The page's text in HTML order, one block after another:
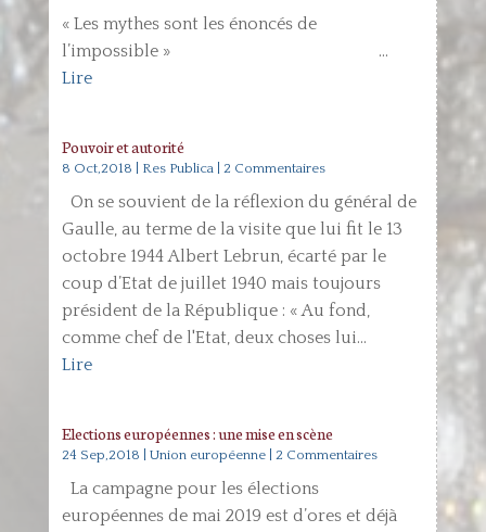
« Les mythes sont les énoncés de
l’impossible » ...
Lire
Pouvoir et autorité
8 Oct,2018 Res Publica| 2 Commentaires
On se souvient de la réflexion du général de
Gaulle, au terme de la visite que lui fit le 13
octobre 1944 Albert Lebrun, écarté par le
coup d’Etat de juillet 1940 mais toujours
président de la République : « Au fond,
comme chef de l'Etat, deux choses lui...
Lire
Elections européennes : une mise en scène
24 Sep,2018 Union européenne| 2 Commentaires
La campagne pour les élections
européennes de mai 2019 est d’ores et déjà